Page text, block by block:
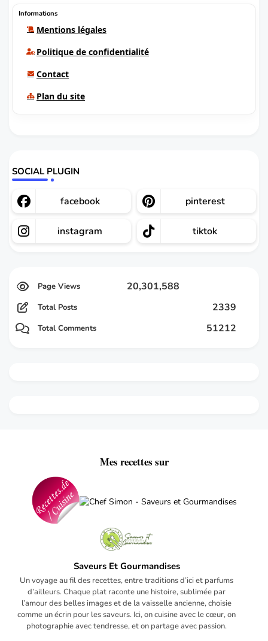
Informations
Mentions légales
Politique de confidentialité
Contact
Plan du site
SOCIAL PLUGIN
facebook pinterest
instagram tiktok
20,301,588
Total Posts 2339
Total Comments 51212
Mes recettes sur
Saveurs Et Gourmandises
Un voyage au fil des recettes, entre traditions d’ici et parfums
d’ailleurs. Chaque plat raconte une histoire, sublimée par
l’amour des belles images et de la vaisselle ancienne, choisie
comme un écrin pour les saveurs. Ici, on cuisine avec le cœur, on
photographie avec tendresse, et on partage avec passion.